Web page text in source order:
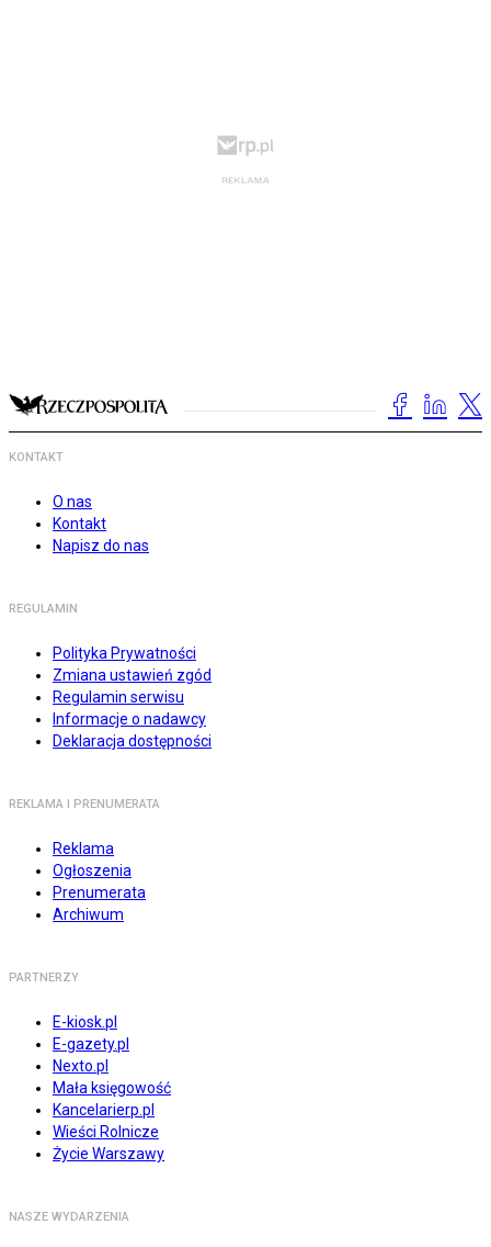
KONTAKT
O nas
Kontakt
Napisz do nas
REGULAMIN
Polityka Prywatności
Zmiana ustawień zgód
Regulamin serwisu
Informacje o nadawcy
Deklaracja dostępności
REKLAMA I PRENUMERATA
Reklama
Ogłoszenia
Prenumerata
Archiwum
PARTNERZY
E-kiosk.pl
E-gazety.pl
Nexto.pl
Mała księgowość
Kancelarierp.pl
Wieści Rolnicze
Życie Warszawy
NASZE WYDARZENIA